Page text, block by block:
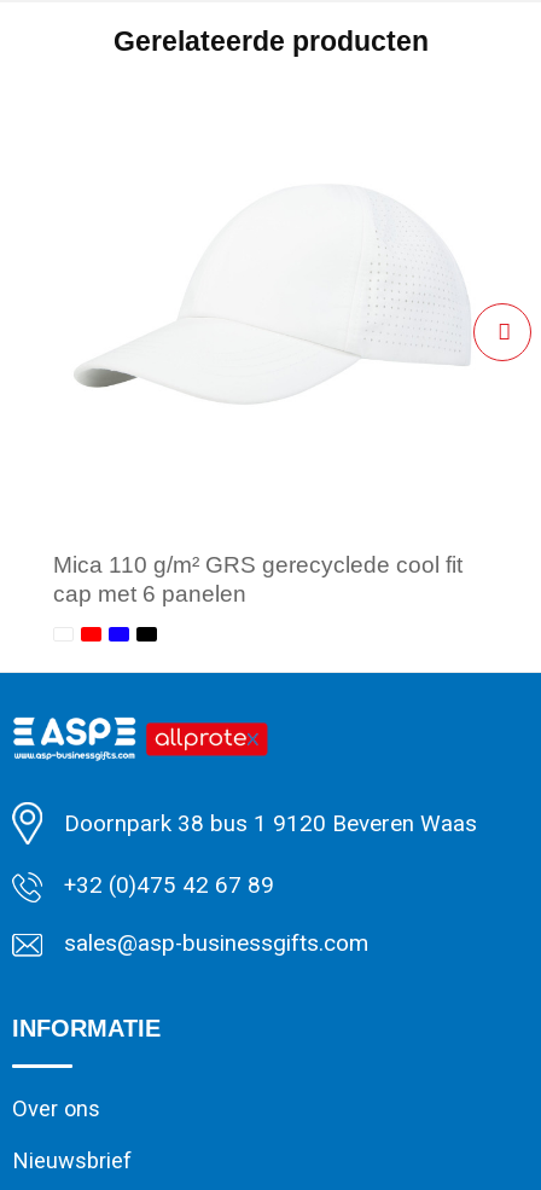
Gerelateerde producten
Mica 110 g/m² GRS gerecyclede cool fit
cap met 6 panelen
Minimale afname: 1
Doornpark 38 bus 1 9120 Beveren Waas
+32 (0)475 42 67 89
sales@asp-businessgifts.com
INFORMATIE
Over ons
Nieuwsbrief